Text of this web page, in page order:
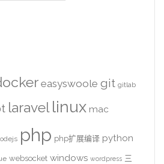
easyswoole git gitlab
laravel linux mac
php php扩展编译 python
websocket windows wordpress 三